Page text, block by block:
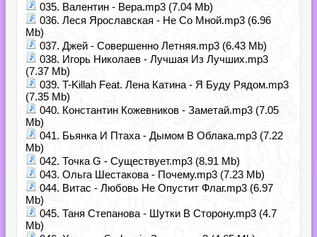
035. Валентин - Вера.mp3 (7.04 Mb)
036. Леся Ярославская - Не Со Мной.mp3 (6.96
Mb)
037. Джей - Совершенно Летняя.mp3 (6.43 Mb)
038. Игорь Николаев - Лучшая Из Лучших.mp3
(7.37 Mb)
039. T-Killah Feat. Лена Катина - Я Буду Рядом.mp3
(7.35 Mb)
040. Константин Кожевников - Заметай.mp3 (7.05
Mb)
041. Бьянка И Птаха - Дымом В Облака.mp3 (7.22
Mb)
042. Точка G - Существует.mp3 (8.91 Mb)
043. Ольга Шестакова - Почему.mp3 (7.23 Mb)
044. Витас - Любовь Не Опустит Флаг.mp3 (6.97
Mb)
045. Таня Степанова - Шутки В Сторону.mp3 (4.7
Mb)